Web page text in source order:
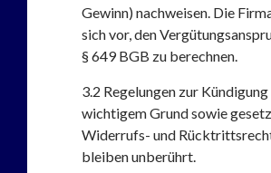
Gewinn) nachweisen. Die
sich vor, den
§ 649 BGB zu berechnen.
3.2 Regelungen zur Kündigung
wichtigem Grund sowie
Widerrufs- und
bleiben unberührt.